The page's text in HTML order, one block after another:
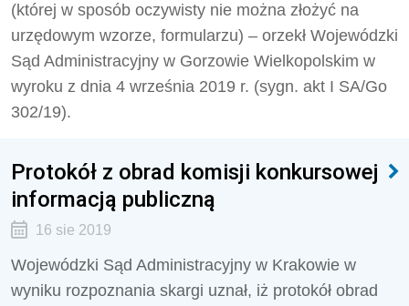
(której w sposób oczywisty nie można złożyć na
urzędowym wzorze, formularzu) – orzekł Wojewódzki
Sąd Administracyjny w Gorzowie Wielkopolskim w
wyroku z dnia 4 września 2019 r. (sygn. akt I SA/Go
302/19).
Protokół z obrad komisji konkursowej
informacją publiczną
16 sie 2019
Wojewódzki Sąd Administracyjny w Krakowie w
wyniku rozpoznania skargi uznał, iż protokół obrad